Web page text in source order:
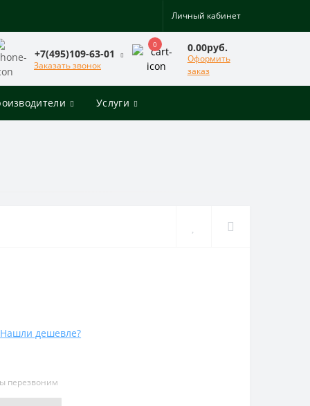
Личный кабинет
+7(495)109-63-01
Заказать звонок
0 0.00руб.
Оформить
заказ
Услуги
Нашли дешевле?
перезвоним